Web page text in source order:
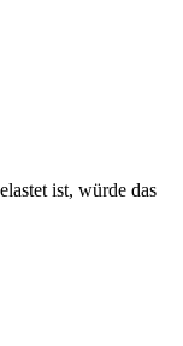
ist, würde das